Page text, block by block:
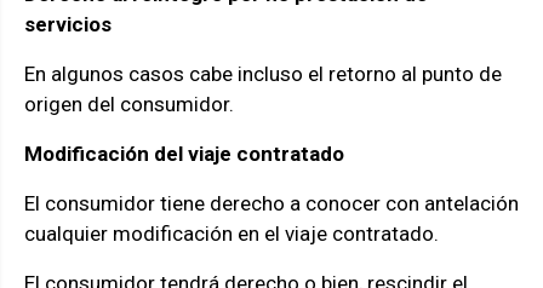
servicios
En algunos casos cabe incluso el retorno al punto de
origen del consumidor.
Modificación del viaje contratado
El consumidor tiene derecho a conocer con antelación
cualquier modificación en el viaje contratado.
El consumidor tendrá derecho o bien, rescindir el